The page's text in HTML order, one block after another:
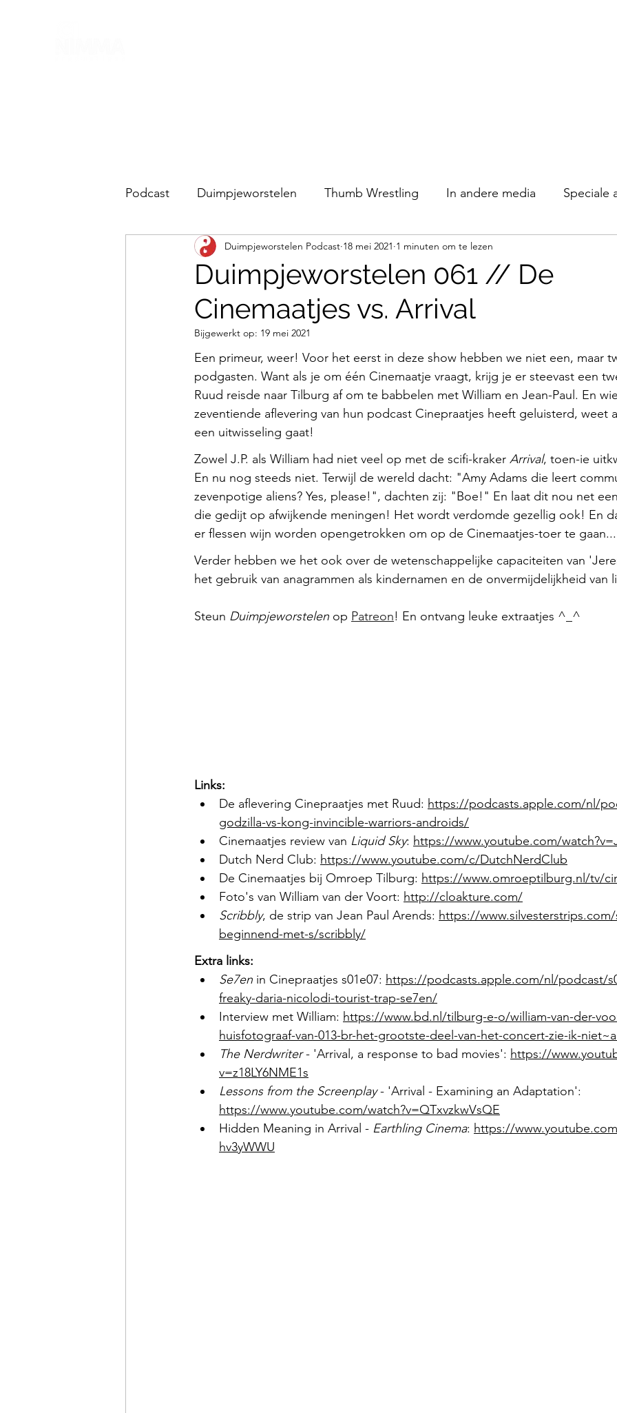
Podcast Duimpjeworstelen Thumb Wrestling In andere media Speciale
Lubitsch en de rest
Duimpjeworstelen 061 // De
Cinemaatjes vs. Arrival
Duimpjeworstelen Podcast 18 mei 2021 1 minuten om te lezen
Bijgewerkt op: 19 mei 2021
Een primeur, weer! Voor het eerst in deze show hebben we niet een, maar
podgasten. Want als je om één Cinemaatje vraagt, krijg je er steevast een
Ruud reisde naar Tilburg af om te babbelen met William en Jean-Paul. En
zeventiende aflevering van hun podcast Cinepraatjes heeft geluisterd, weet
een uitwisseling gaat!
Zowel J.P. als William had niet veel op met de scifi-kraker Arrival, toen-ie
En nu nog steeds niet. Terwijl de wereld dacht: "Amy Adams die leert
zevenpotige aliens? Yes, please!", dachten zij: "Boe!" En laat dit nou net
die gedijt op afwijkende meningen! Het wordt verdomde gezellig ook! En
er flessen wijn worden opengetrokken om op de Cinemaatjes-toer te gaan...
Verder hebben we het ook over de wetenschappelijke capaciteiten van
het gebruik van anagrammen als kindernamen en de onvermijdelijkheid van
Steun Duimpjeworstelen op Patreon! En ontvang leuke extraatjes ^_^
Links:
De aflevering Cinepraatjes met Ruud: https://podcasts.apple.com/nl/
godzilla-vs-kong-invincible-warriors-androids/
Cinemaatjes review van Liquid Sky: https://www.youtube.com/
Dutch Nerd Club: https://www.youtube.com/c/DutchNerdClub
De Cinemaatjes bij Omroep Tilburg: https://www.omroeptilburg.nl/tv/
Foto's van William van der Voort: http://cloakture.com/
Scribbly, de strip van Jean Paul Arends: https://
beginnend-met-s/scribbly/
Extra links:
Se7en in Cinepraatjes s01e07: https://podcasts.apple.com/nl/podcast/
freaky-daria-nicolodi-tourist-trap-se7en/
Interview met William: https://www.bd.nl/tilburg-e-o/william-van-der-
huisfotograaf-van-013-br-het-grootste-deel-van-het-concert-zie-ik-
The Nerdwriter - 'Arrival, a response to bad movies': https://
v=z18LY6NME1s
Lessons from the Screenplay - 'Arrival - Examining an Adaptation':
https://www.youtube.com/watch?v=QTxvzkwVsQE
Hidden Meaning in Arrival - Earthling Cinema: https://
hv3yWWU